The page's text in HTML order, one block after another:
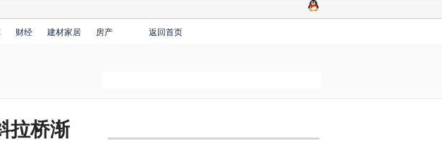
财经 建材家居 房产 返回首页
拉桥渐